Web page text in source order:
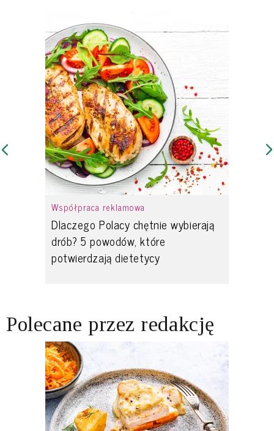
Współpraca reklamowa
Dlaczego Polacy chętnie wybierają
drób? 5 powodów, które
potwierdzają dietetycy
Polecane przez redakcję